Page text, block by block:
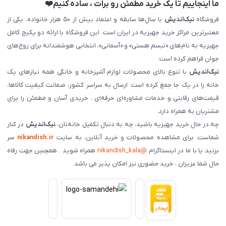
ما اینجاییم تا یک خرید مطمئن رو برات ، ساده کنیم❤️
فروشگاهنیک‌اندیش
با سال‌ها سابقه و اعتماد بیش از ۵۰ هزار خانواده، یکی از
معتبرترین مراکز خرید جهیزیه در ایران است. این فروشگاه با ارائه دو پکیج کامل
جهیزیه به نام‌های «تبسم هستی» و «آسمانی»، انتخابی هوشمندانه برای زوج‌های
جوان فراهم کرده است.
نیک‌اندیش با تنوع بالای محصولات لوازم آشپزخانه و خانگی همه نیازهای یک
خانه را در یک جا جمع کرده است. ارسال به سراسر کشور، ضمانت کیفیت کالاها،
قیمت‌های رقابتی و خدمات مشاوره‌ای حرفه‌ای ، خریدی آسان و مطمئن را برای
مشتریان به همراه دارد.
چه در حال خرید جهیزیه باشید، چه به دنبال تکمیل خانه‌تان،نیک‌اندیش در کنار
شماست. برای مشاهده محصولات و خرید آنلاین، به سایت nikandish.ir سر
بزنید یا با ما در اینستاگرام @nikandish_kala
همراه شوید . همچنین جهت رفاه
حال شما عزیزان ، خرید حضوری نیز امکان پذیر می باشد.